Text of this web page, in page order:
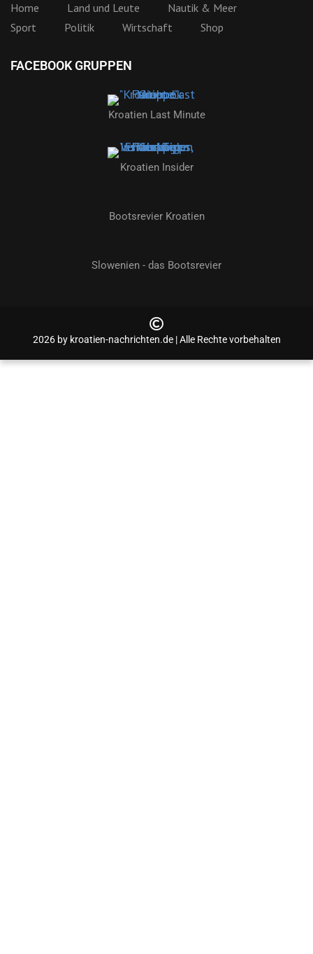
Home Land und Leute
Nautik & Meer
Sport
Politik Wirtschaft Shop
FACEBOOK GRUPPEN
Kroatien Last Minute
Kroatien Insider
Bootsrevier Kroatien
Slowenien - das Bootsrevier
2026 by kroatien-nachrichten.de | Alle Rechte vorbehalten